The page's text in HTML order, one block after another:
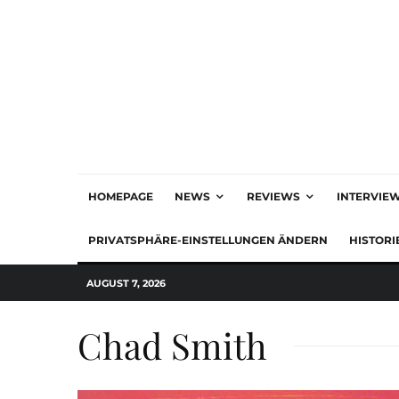
HOMEPAGE NEWS REVIEWS
PRIVATSPHÄRE-EINSTELLUNGEN ÄNDERN
AUGUST 7, 2026
Chad Smith